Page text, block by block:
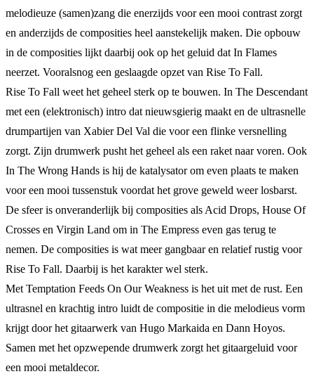
melodieuze (samen)zang die enerzijds voor een mooi contrast zorgt
en anderzijds de composities heel aanstekelijk maken. Die opbouw
in de composities lijkt daarbij ook op het geluid dat In Flames
neerzet. Vooralsnog een geslaagde opzet van Rise To Fall.
Rise To Fall weet het geheel sterk op te bouwen. In The Descendant
met een (elektronisch) intro dat nieuwsgierig maakt en de ultrasnelle
drumpartijen van Xabier Del Val die voor een flinke versnelling
zorgt. Zijn drumwerk pusht het geheel als een raket naar voren. Ook
In The Wrong Hands is hij de katalysator om even plaats te maken
voor een mooi tussenstuk voordat het grove geweld weer losbarst.
De sfeer is onveranderlijk bij composities als Acid Drops, House Of
Crosses en Virgin Land om in The Empress even gas terug te
nemen. De composities is wat meer gangbaar en relatief rustig voor
Rise To Fall. Daarbij is het karakter wel sterk.
Met Temptation Feeds On Our Weakness is het uit met de rust. Een
ultrasnel en krachtig intro luidt de compositie in die melodieus vorm
krijgt door het gitaarwerk van Hugo Markaida en Dann Hoyos.
Samen met het opzwepende drumwerk zorgt het gitaargeluid voor
een mooi metaldecor.